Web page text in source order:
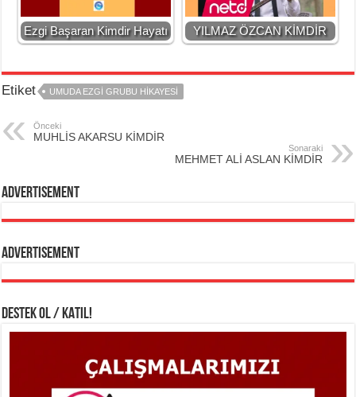
Ezgi Başaran Kimdir Hayatı YILMAZ ÖZCAN KİMDİR
Etiket UMUDA EZGİ GRUBU HİKAYESİ
Önceki
MUHLİS AKARSU KİMDİR
Sonaraki
MEHMET ALİ ASLAN KİMDİR
Advertisement
Advertisement
DESTEK OL / KATIL!